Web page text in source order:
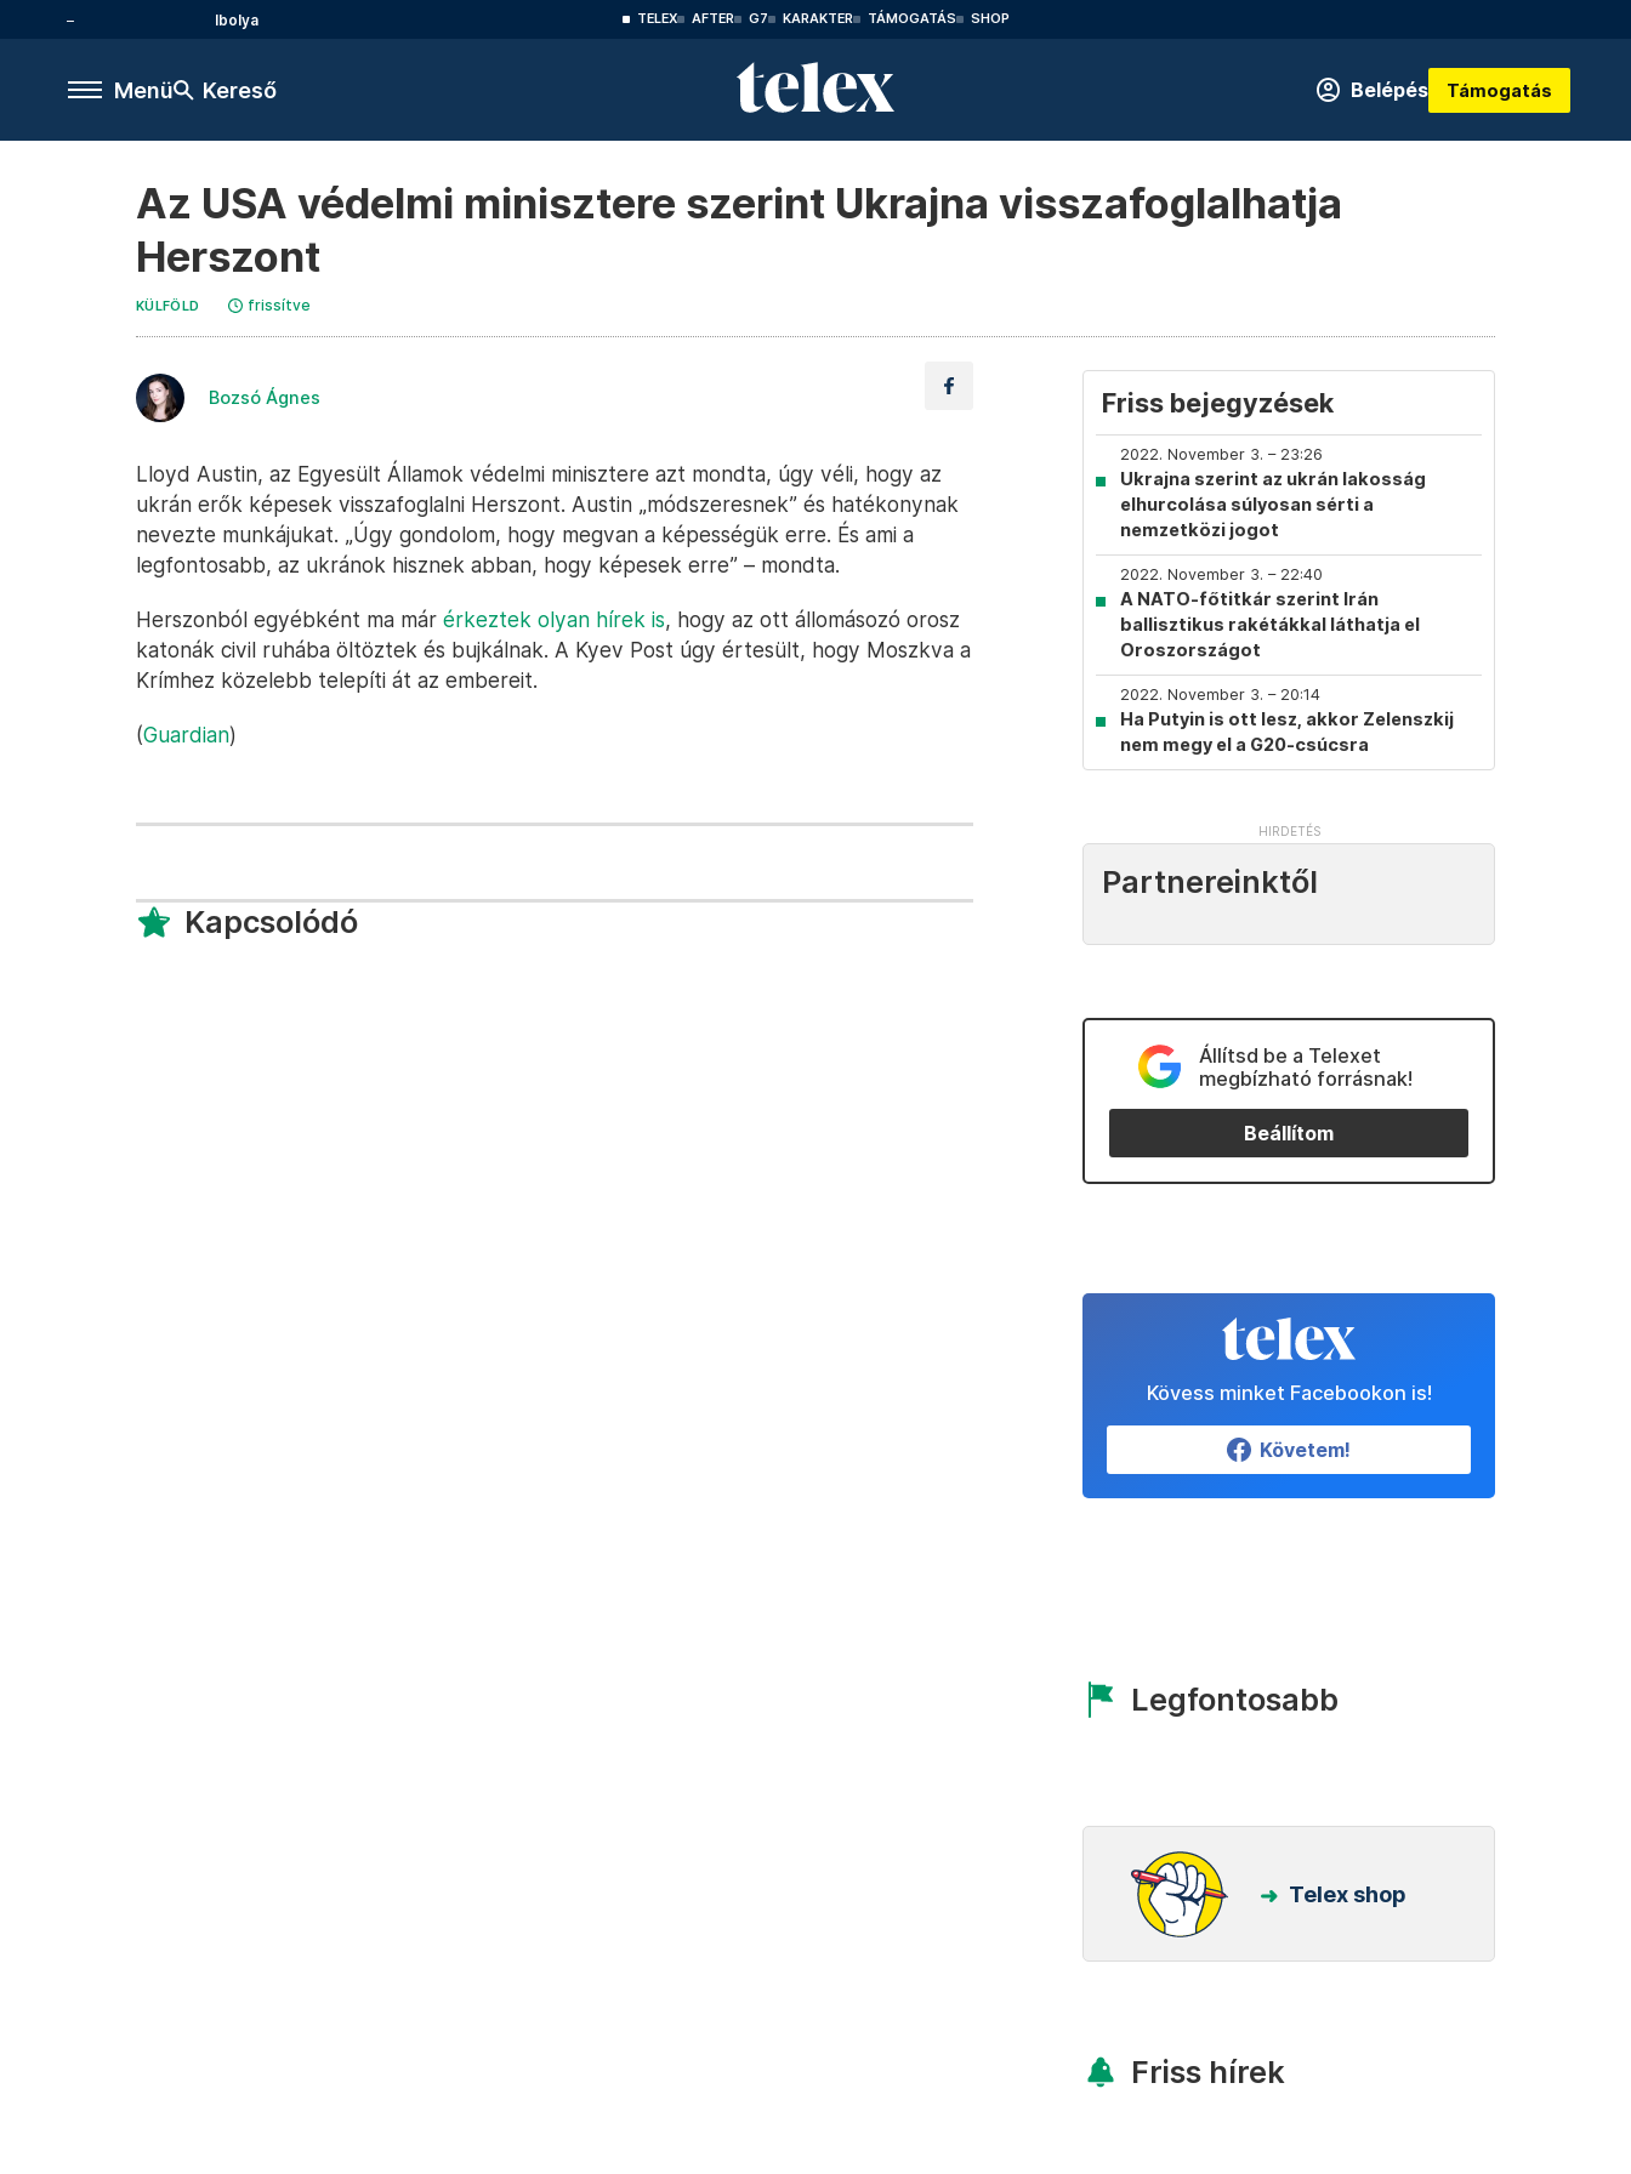
Ibolya TELEX AFTER G7 KARAKTER TÁMOGATÁS SHOP
Menü Kereső Belépés Támogatás
Az USA védelmi minisztere szerint Ukrajna visszafoglalhatja
Herszont
KÜLFÖLD frissítve
Bozsó Ágnes
Lloyd Austin, az Egyesült Államok védelmi minisztere azt mondta, úgy véli, hogy az
ukrán erők képesek visszafoglalni Herszont. Austin „módszeresnek” és hatékonynak
nevezte munkájukat. „Úgy gondolom, hogy megvan a képességük erre. És ami a
legfontosabb, az ukránok hisznek abban, hogy képesek erre” – mondta.
Herszonból egyébként ma már érkeztek olyan hírek is, hogy az ott állomásozó orosz
katonák civil ruhába öltöztek és bujkálnak. A Kyev Post úgy értesült, hogy Moszkva a
Krímhez közelebb telepíti át az embereit.
(Guardian)
Kapcsolódó
Friss bejegyzések
2022. November 3. – 23:26
Ukrajna szerint az ukrán lakosság
elhurcolása súlyosan sérti a
nemzetközi jogot
2022. November 3. – 22:40
A NATO-főtitkár szerint Irán
ballisztikus rakétákkal láthatja el
Oroszországot
2022. November 3. – 20:14
Ha Putyin is ott lesz, akkor Zelenszkij
nem megy el a G20-csúcsra
Partnereinktől
Állítsd be a Telexet
megbízható forrásnak!
Beállítom
Kövess minket Facebookon is!
Követem!
Legfontosabb
Telex shop
Friss hírek